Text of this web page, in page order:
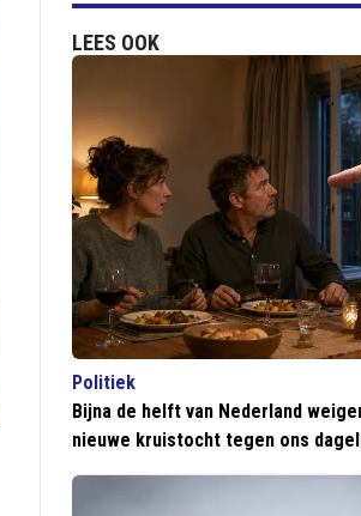
LEES OOK
Politiek
Bijna de helft van Nederland
nieuwe kruistocht tegen ons